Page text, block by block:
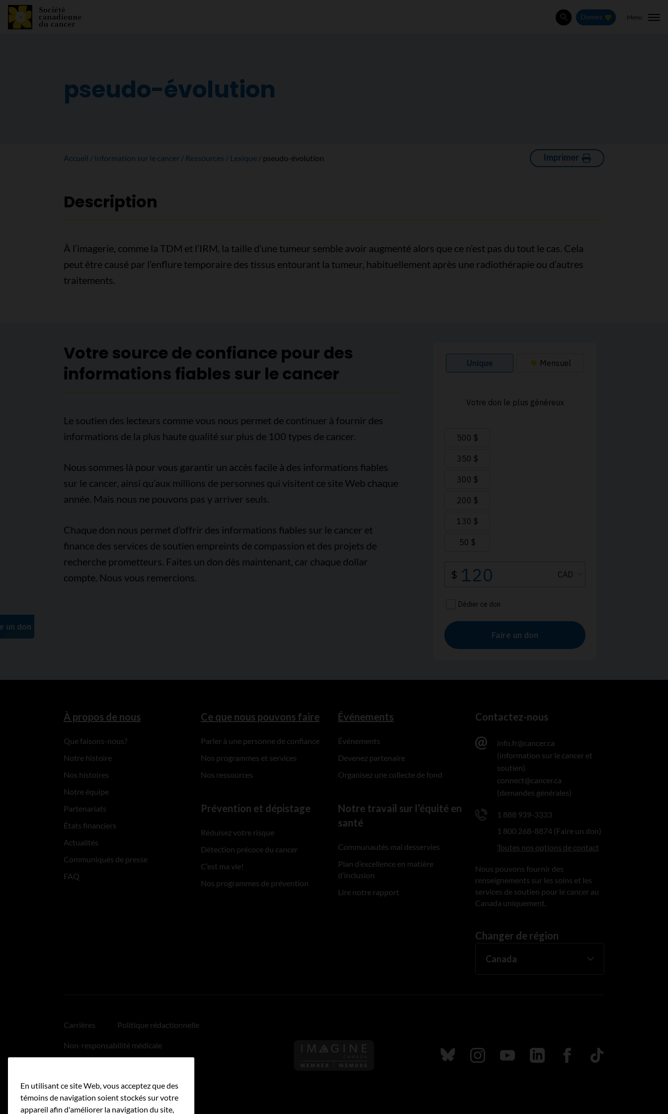
Rechercher
Donnez Menu
pseudo-évolution
Accueil Information sur le cancer Ressources Lexique pseudo-évolution Imprimer
Description
À l’imagerie, comme la TDM et l’IRM, la taille d’une tumeur semble avoir augmenté alors que ce n’est pas du tout le cas. Cela
peut être causé par l’enflure temporaire des tissus entourant la tumeur, habituellement après une radiothérapie ou d’autres
traitements.
Votre source de confiance pour des
informations fiables sur le cancer
Le soutien des lecteurs comme vous nous permet de continuer à fournir des
informations de la plus haute qualité sur plus de 100 types de cancer.
Nous sommes là pour vous garantir un accès facile à des informations fiables
sur le cancer, ainsi qu’aux millions de personnes qui visitent ce site Web chaque
année. Mais nous ne pouvons pas y arriver seuls.
Chaque don nous permet d’offrir des informations fiables sur le cancer et
finance des services de soutien empreints de compassion et des projets de
recherche prometteurs. Faites un don dès maintenant, car chaque dollar
compte. Nous vous remercions.
À propos de nous
Que faisons-nous?
Notre histoire
Nos histoires
Notre équipe
Partenariats
États financiers
Actualités
Communiqués de presse
FAQ
Ce que nous pouvons faire
Parler à une personne de confiance
Nos programmes et services
Nos ressources
Prévention et dépistage
Réduisez votre risque
Détection précoce du cancer
C’est ma vie!
Nos programmes de prévention
Événements
Événements
Devenez partenaire
Organisez une collecte de fond
Notre travail sur l’équité en
santé
Communautés mal desservies
Plan d’excellence en matière
d’inclusion
Lire notre rapport
Contactez-nous
info.fr@cancer.ca
(information sur le cancer et
soutien)
connect@cancer.ca
(demandes générales)
1 888 939-3333
1 800 268-8874 (Faire un don)
Toutes nos options de contact
Nous pouvons fournir des
renseignements sur les soins et les
services de soutien pour le cancer au
Canada uniquement.
Changer de région
Carrières Politique rédactionnelle
Non-responsabilité médicale
Accessibilité
Suivez nous sur Bluesky
Suivez nous sur Instagram
Suivez nous sur Youtube
Suivez nous sur LinkedIn
Suivez nous sur
TikTok
En utilisant ce site Web, vous acceptez que des
témoins de navigation soient stockés sur votre
appareil afin d'améliorer la navigation du site,